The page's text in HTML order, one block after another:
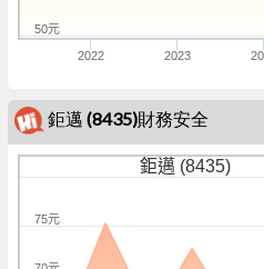
2022 2023
50元
鉅邁 (8435)財務安全
鉅邁 (8435)
75元